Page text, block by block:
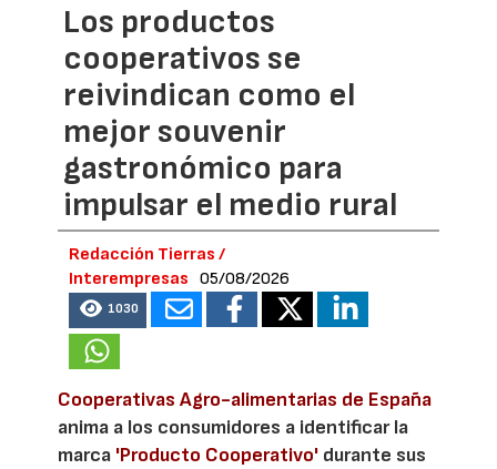
Los productos
cooperativos se
reivindican como el
mejor souvenir
gastronómico para
impulsar el medio rural
Redacción Tierras /
Interempresas
05/08/2026
1030
Cooperativas Agro-alimentarias de España
anima a los consumidores a identificar la
marca 'Producto Cooperativo' durante sus